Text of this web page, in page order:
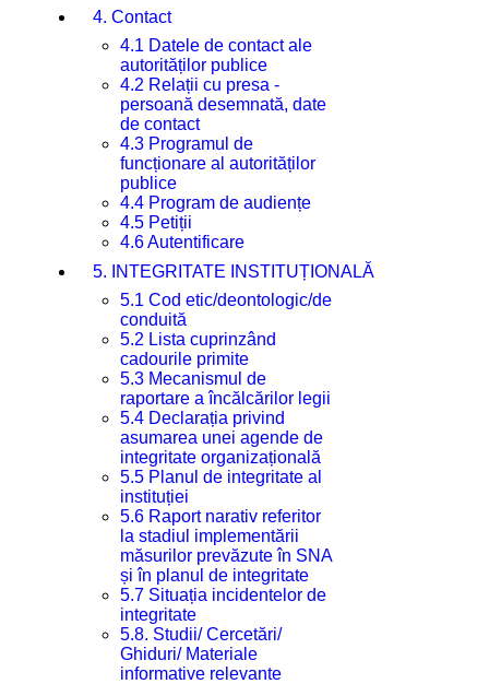
4. Contact
4.1 Datele de contact ale
autorităților publice
4.2 Relații cu presa -
persoană desemnată, date
de contact
4.3 Programul de
funcționare al autorităților
publice
4.4 Program de audiențe
4.5 Petiții
4.6 Autentificare
5. INTEGRITATE INSTITUȚIONALĂ
5.1 Cod etic/deontologic/de
conduită
5.2 Lista cuprinzând
cadourile primite
5.3 Mecanismul de
raportare a încălcărilor legii
5.4 Declarația privind
asumarea unei agende de
integritate organizațională
5.5 Planul de integritate al
instituției
5.6 Raport narativ referitor
la stadiul implementării
măsurilor prevăzute în SNA
și în planul de integritate
5.7 Situația incidentelor de
integritate
5.8. Studii/ Cercetări/
Ghiduri/ Materiale
informative relevante